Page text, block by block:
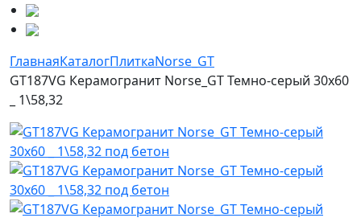
ГлавнаяКаталогПлиткаNorse_GT
GT187VG Керамогранит Norse_GT Темно-серый 30x60
_ 1\58,32